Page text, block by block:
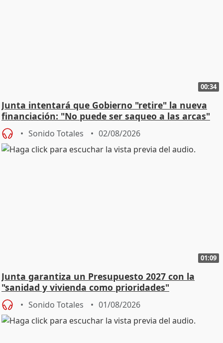
00:34
Junta intentará que Gobierno "retire" la nueva
financiación: "No puede ser saqueo a las arcas"
Sonido Totales 02/08/2026
01:09
Junta garantiza un Presupuesto 2027 con la
"sanidad y vivienda como prioridades"
Sonido Totales 01/08/2026